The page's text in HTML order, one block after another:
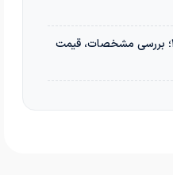
معرفی لوکانو L7 مدل ۱۴۰۴؛ بررسی مشخصات، قیمت